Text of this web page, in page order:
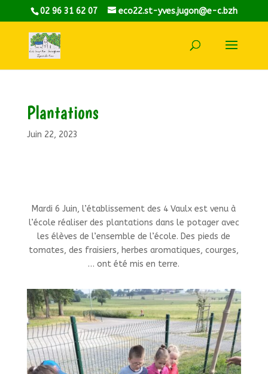
02 96 31 62 07 eco22.st-yves.jugon@e-c.bzh
Plantations
Juin 22, 2023
Mardi 6 Juin, l’établissement des 4 Vaulx est venu à
l’école réaliser des plantations dans le potager avec
les élèves de l’ensemble de l’école. Des pieds de
tomates, des fraisiers, herbes aromatiques, courges,
… ont été mis en terre.